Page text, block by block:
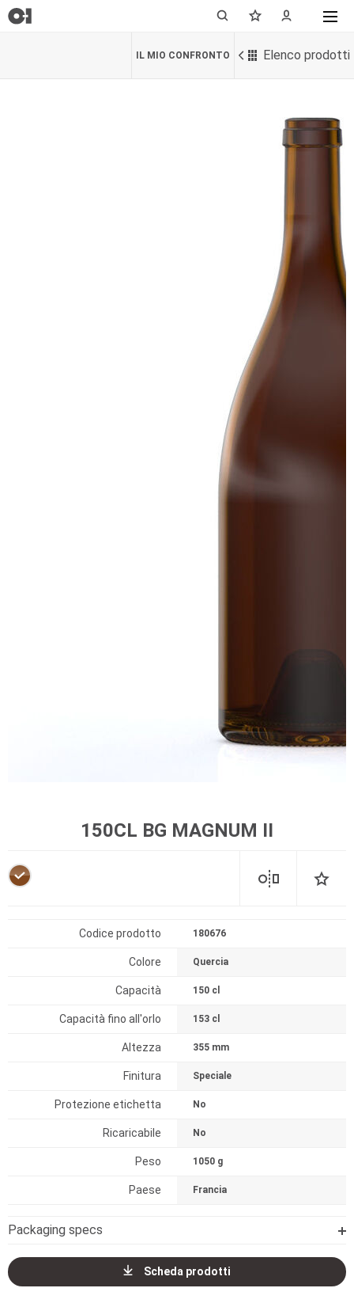
Elenco prodotti
IL MIO CONFRONTO
150CL BG MAGNUM II
Codice prodotto 180676
Colore Quercia
Capacità 150 cl
Capacità fino all'orlo 153 cl
Altezza 355 mm
Finitura Speciale
Protezione etichetta No
Ricaricabile No
Peso 1050 g
Paese Francia
Packaging specs
Scheda prodotti